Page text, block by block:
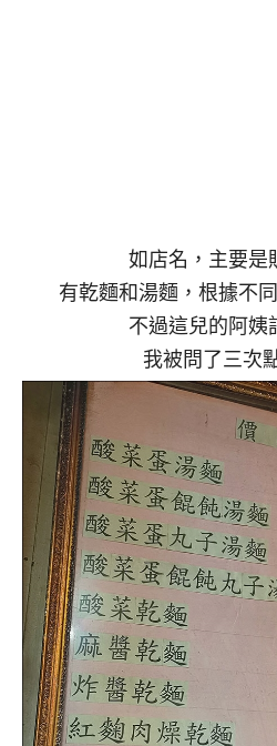
如店名，主要是
有乾麵和湯麵，根據不
不過這兒的阿姨
我被問了三次